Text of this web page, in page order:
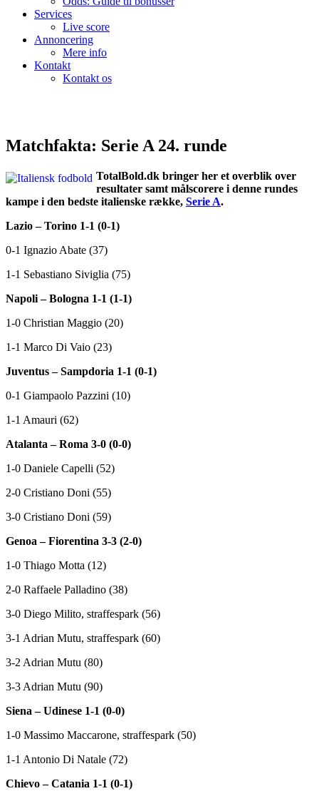
Services
Live score
Annoncering
Mere info
Kontakt
Kontakt os
Matchfakta: Serie A 24. runde
TotalBold.dk bringer her et overblik over
resultater samt målscorere i denne rundes
kampe i den bedste italienske række, Serie A.
Lazio – Torino 1-1 (0-1)
0-1 Ignazio Abate (37)
1-1 Sebastiano Siviglia (75)
Napoli – Bologna 1-1 (1-1)
1-0 Christian Maggio (20)
1-1 Marco Di Vaio (23)
Juventus – Sampdoria 1-1 (0-1)
0-1 Giampaolo Pazzini (10)
1-1 Amauri (62)
Atalanta – Roma 3-0 (0-0)
1-0 Daniele Capelli (52)
2-0 Cristiano Doni (55)
3-0 Cristiano Doni (59)
Genoa – Fiorentina 3-3 (2-0)
1-0 Thiago Motta (12)
2-0 Raffaele Palladino (38)
3-0 Diego Milito, straffespark (56)
3-1 Adrian Mutu, straffespark (60)
3-2 Adrian Mutu (80)
3-3 Adrian Mutu (90)
Siena – Udinese 1-1 (0-0)
1-0 Massimo Maccarone, straffespark (50)
1-1 Antonio Di Natale (72)
Chievo – Catania 1-1 (0-1)